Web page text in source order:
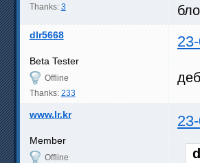
Thanks: 3
dlr5668
Beta Tester
Offline
Thanks: 233
www.lr.kr
Member
Offline